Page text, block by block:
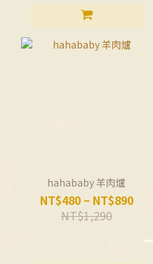
hahababy 羊肉爐
NT$480 ~ NT$890
NT$1,290